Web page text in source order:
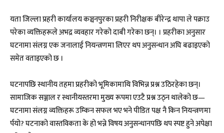
यता जिल्ला प्रहरी कार्यालय कञ्चनपुरका प्रहरी निरीक्षक बीरेन्द्र थापा ले पक्राउ
परेका व्यक्तिहरूले अभद्र व्यवहार गरेको दाबी गरेका छन्। । प्रहरीका अनुसार
घटनामा संलग्न एक जनालाई नियन्त्रणमा लिएर थप अनुसन्धान अघि बढाइएको
समेत वताइएको छ ।
घटनापछि स्थानीय तहमा प्रहरीको भूमिकामाथि विभिन्न प्रश्न उठिरहेका छन्।
सामाजिक सञ्जाल र स्थानीयस्तरमा मुख्य रूपमा एउटै प्रश्न उठ्न थालेको छ—
घटनामा संलग्न व्यक्तिहरू उम्किन सफल भए भने पीडित पक्ष नै किन नियन्त्रणमा
र्पयो? घटनाको वास्तविकता के हो भन्ने विषय अनुसन्धानपछि थप स्पष्ट हुने अपेक्षा